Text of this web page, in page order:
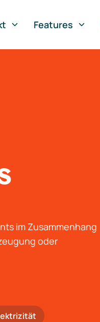
Features
im Zusammenhang
oder